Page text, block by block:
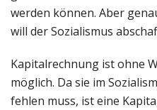
werden können. Aber
will der Sozialismus
Kapitalrechnung ist ohne
möglich. Da sie im
fehlen muss, ist eine